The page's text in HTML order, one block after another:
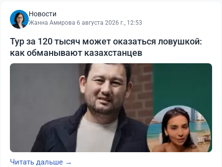
Новости
Жанна Амирова·6 августа 2026 г., 12:53
Тур за 120 тысяч может оказаться ловушкой:
как обманывают казахстанцев
Читать дальше →